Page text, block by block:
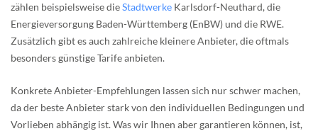
zählen beispielsweise dieStadtwerke Karlsdorf-Neuthard, die
Energieversorgung Baden-Württemberg (EnBW) und die RWE.
Zusätzlich gibt es auch zahlreiche kleinere Anbieter, die oftmals
besonders günstige Tarife anbieten.
Konkrete Anbieter-Empfehlungen lassen sich nur schwer machen,
da der beste Anbieter stark von den individuellen Bedingungen und
Vorlieben abhängig ist. Was wir Ihnen aber garantieren können, ist,